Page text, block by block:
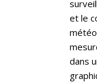
et le
dans